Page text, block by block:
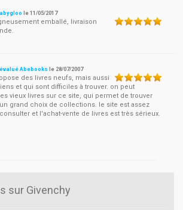
le11/05/2017
emballé, livraison
Abebooks le 28/07/2007
des livres neufs, mais aussi
et qui sont difficiles à trouver. on peut
vieux livres sur ce site, qui permet de trouver
grand choix de collections. le site est assez
et l'achat-vente de livres est très sérieux.
sur Givenchy